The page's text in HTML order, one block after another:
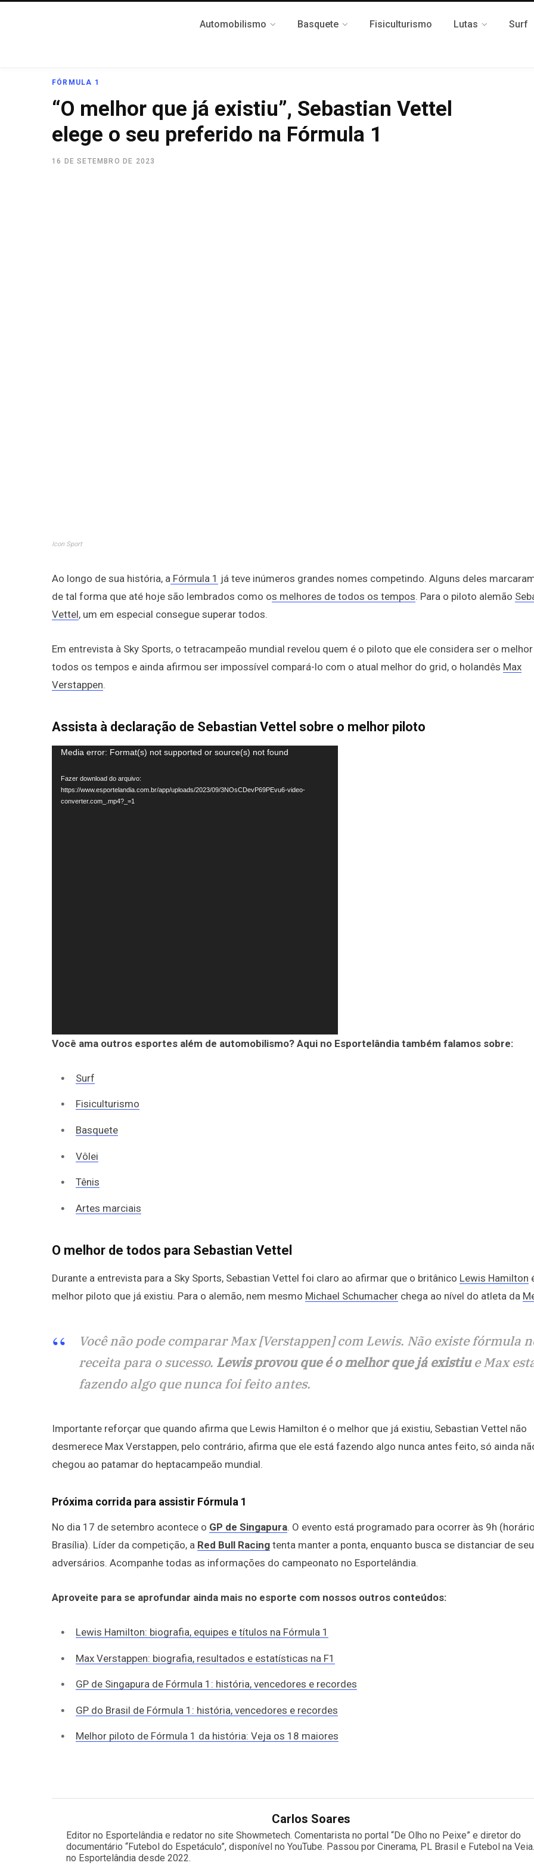
Automobilismo Basquete Fisiculturismo Lutas Surf
FÓRMULA 1
“O melhor que já existiu”, Sebastian Vettel
elege o seu preferido na Fórmula 1
16 DE SETEMBRO DE 2023
Icon Sport
Ao longo de sua história, a Fórmula 1 já teve inúmeros grandes nomes competindo. Alguns deles
de tal forma que até hoje são lembrados como os melhores de todos os tempos. Para o piloto alemão
Vettel, um em especial consegue superar todos.
Em entrevista à Sky Sports, o tetracampeão mundial revelou quem é o piloto que ele considera ser o
todos os tempos e ainda afirmou ser impossível compará-lo com o atual melhor do grid, o holandês Max
Verstappen.
Assista à declaração de Sebastian Vettel sobre o melhor piloto
Tocador
vídeo
Media error: Format(s) not supported or source(s) not found
Fazer download do arquivo:
https://www.esportelandia.com.br/app/uploads/2023/09/3NOsCDevP69PEvu6-video-
converter.com_.mp4?_=1
Você ama outros esportes além de automobilismo? Aqui no Esportelândia também falamos sobre:
Surf
Fisiculturismo
Basquete
Vôlei
Tênis
Artes marciais
O melhor de todos para Sebastian Vettel
Durante a entrevista para a Sky Sports, Sebastian Vettel foi claro ao afirmar que o britânico Lewis Hamilton
melhor piloto que já existiu. Para o alemão, nem mesmo Michael Schumacher chega ao nível do atleta da
Você não pode comparar Max [Verstappen] com Lewis. Não existe fórmula
receita para o sucesso. Lewis provou que é o melhor que já existiue Max
fazendo algo que nunca foi feito antes.
Importante reforçar que quando afirma que Lewis Hamilton é o melhor que já existiu, Sebastian Vettel não
desmerece Max Verstappen, pelo contrário, afirma que ele está fazendo algo nunca antes feito, só ainda
chegou ao patamar do heptacampeão mundial.
Próxima corrida para assistir Fórmula 1
No dia 17 de setembro acontece o GP de Singapura. O evento está programado para ocorrer às 9h
Brasília). Líder da competição, a Red Bull Racing tenta manter a ponta, enquanto busca se distanciar de
adversários. Acompanhe todas as informações do campeonato no Esportelândia.
Aproveite para se aprofundar ainda mais no esporte com nossos outros conteúdos:
Lewis Hamilton: biografia, equipes e títulos na Fórmula 1
Max Verstappen: biografia, resultados e estatísticas na F1
GP de Singapura de Fórmula 1: história, vencedores e recordes
GP do Brasil de Fórmula 1: história, vencedores e recordes
Melhor piloto de Fórmula 1 da história: Veja os 18 maiores
Carlos Soares
Editor no Esportelândia e redator no site Showmetech. Comentarista no portal “De Olho no Peixe” e diretor do
documentário “Futebol do Espetáculo”, disponível no YouTube. Passou por Cinerama, PL Brasil e Futebol na
no Esportelândia desde 2022.